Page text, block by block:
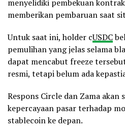
menyelidiki pembekuan kontrak
memberikan pembaruan saat
Untuk saat ini, holder cUSDC
pemulihan yang jelas selama
dapat mencabut freeze
resmi, tetapi belum ada
Respons Circle dan Zama
kepercayaan pasar terhadap
stablecoin ke depan.